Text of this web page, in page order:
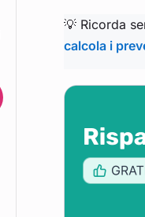
💡 Ricorda
calcola i